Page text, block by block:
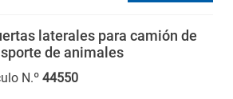
laterales para camión de
de animales
N.º 44550